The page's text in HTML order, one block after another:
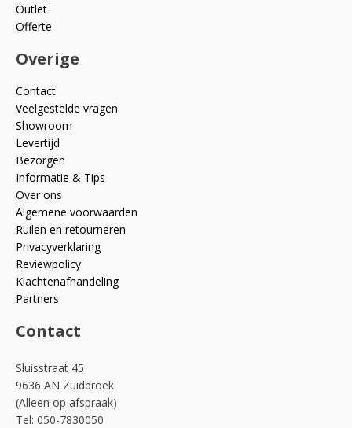
Outlet
Offerte
Overige
Contact
Veelgestelde vragen
Showroom
Levertijd
Bezorgen
Informatie & Tips
Over ons
Algemene voorwaarden
Ruilen en retourneren
Privacyverklaring
Reviewpolicy
Klachtenafhandeling
Partners
Contact
Sluisstraat 45
9636 AN Zuidbroek
(Alleen op afspraak)
Tel: 050-7830050